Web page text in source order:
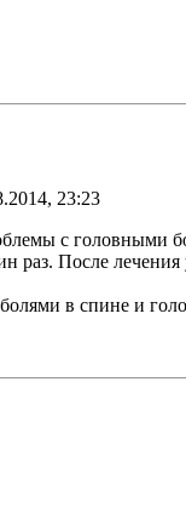
23:23
с головными
раз. После
в спине и